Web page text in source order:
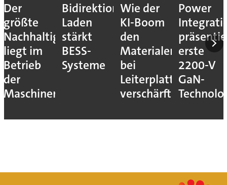
Wie der
KI-Boom
den
Materialengpass
bei
Leiterplatten
verschärft
Power
Integrations
präsentiert
erste
2200-V
Technologie
Neue
Verteidigungsmesse
in
Hannover
Multi-
für
kleine